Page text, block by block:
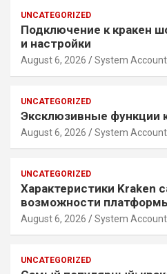
UNCATEGORIZED
Подключение к кракен
и настройки
August 6, 2026 System Account
UNCATEGORIZED
Эксклюзивные функции
August 6, 2026 System Account
UNCATEGORIZED
Характеристики Kraken
возможности
August 6, 2026 System Account
UNCATEGORIZED